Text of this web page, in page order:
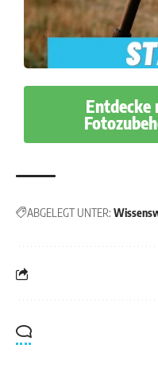
Entdecke
ABGELEGT UNTER: